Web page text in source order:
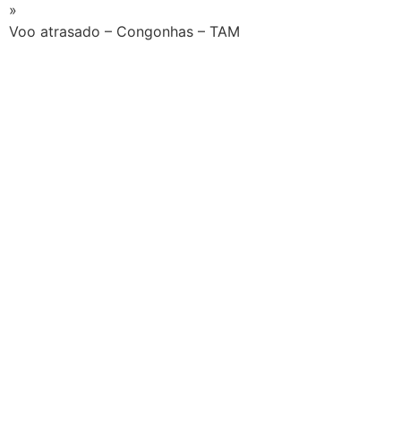
»
Voo atrasado – Congonhas – TAM